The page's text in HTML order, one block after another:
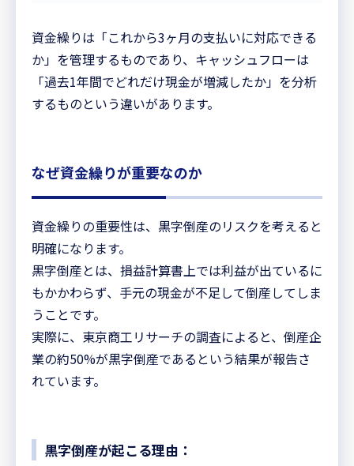
資金繰りは「これから3ヶ月の支払いに対応できる
か」を管理するものであり、キャッシュフローは
「過去1年間でどれだけ現金が増減したか」を分析
するものという違いがあります。
なぜ資金繰りが重要なのか
資金繰りの重要性は、黒字倒産のリスクを考えると
明確になります。
黒字倒産とは、損益計算書上では利益が出ているに
もかかわらず、手元の現金が不足して倒産してしま
うことです。
実際に、東京商工リサーチの調査によると、倒産企
業の約50%が黒字倒産であるという結果が報告さ
れています。
黒字倒産が起こる理由：